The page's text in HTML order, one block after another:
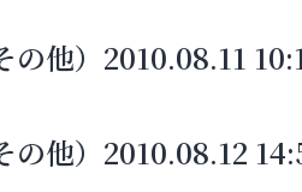
の他）2010.08.11
の他）2010.08.12